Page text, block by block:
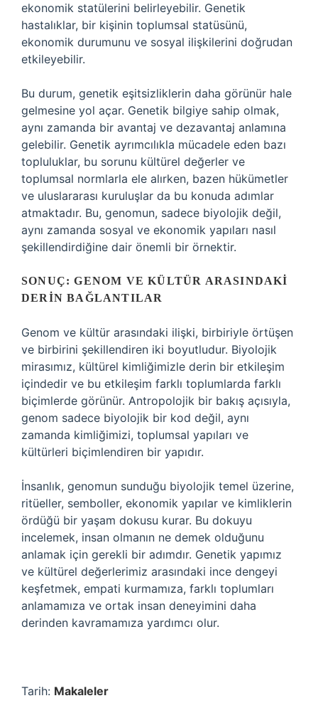
ekonomik statülerini belirleyebilir. Genetik
hastalıklar, bir kişinin toplumsal statüsünü,
ekonomik durumunu ve sosyal ilişkilerini doğrudan
etkileyebilir.
Bu durum, genetik eşitsizliklerin daha görünür hale
gelmesine yol açar. Genetik bilgiye sahip olmak,
aynı zamanda bir avantaj ve dezavantaj anlamına
gelebilir. Genetik ayrımcılıkla mücadele eden bazı
topluluklar, bu sorunu kültürel değerler ve
toplumsal normlarla ele alırken, bazen hükümetler
ve uluslararası kuruluşlar da bu konuda adımlar
atmaktadır. Bu, genomun, sadece biyolojik değil,
aynı zamanda sosyal ve ekonomik yapıları nasıl
şekillendirdiğine dair önemli bir örnektir.
SONUÇ: GENOM VE KÜLTÜR ARASINDAKI
DERIN BAĞLANTILAR
Genom ve kültür arasındaki ilişki, birbiriyle örtüşen
ve birbirini şekillendiren iki boyutludur. Biyolojik
mirasımız, kültürel kimliğimizle derin bir etkileşim
içindedir ve bu etkileşim farklı toplumlarda farklı
biçimlerde görünür. Antropolojik bir bakış açısıyla,
genom sadece biyolojik bir kod değil, aynı
zamanda kimliğimizi, toplumsal yapıları ve
kültürleri biçimlendiren bir yapıdır.
İnsanlık, genomun sunduğu biyolojik temel üzerine,
ritüeller, semboller, ekonomik yapılar ve kimliklerin
ördüğü bir yaşam dokusu kurar. Bu dokuyu
incelemek, insan olmanın ne demek olduğunu
anlamak için gerekli bir adımdır. Genetik yapımız
ve kültürel değerlerimiz arasındaki ince dengeyi
keşfetmek, empati kurmamıza, farklı toplumları
anlamamıza ve ortak insan deneyimini daha
derinden kavramamıza yardımcı olur.
Tarih: Makaleler